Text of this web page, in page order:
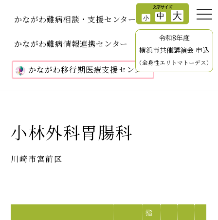
かながわ難病相談・支援センター
かながわ難病情報連携センター
かながわ移行期医療支援センター
令和8年度
横浜市共催講演会 申込
（全身性エリトマトーデス）
小林外科胃腸科
川崎市宮前区
指